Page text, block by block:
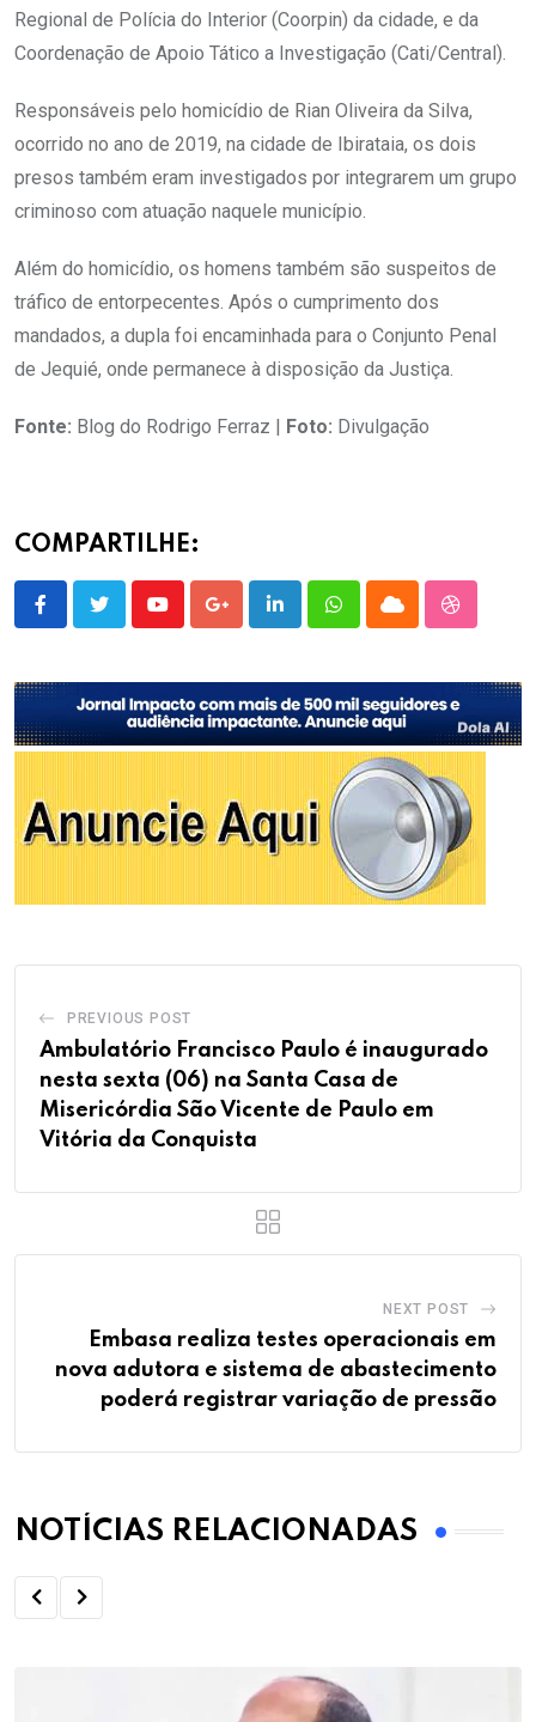
Regional de Polícia do Interior (Coorpin) da cidade, e da
Coordenação de Apoio Tático a Investigação (Cati/Central).
Responsáveis pelo homicídio de Rian Oliveira da Silva,
ocorrido no ano de 2019, na cidade de Ibirataia, os dois
presos também eram investigados por integrarem um grupo
criminoso com atuação naquele município.
Além do homicídio, os homens também são suspeitos de
tráfico de entorpecentes. Após o cumprimento dos
mandados, a dupla foi encaminhada para o Conjunto Penal
de Jequié, onde permanece à disposição da Justiça.
Fonte: Blog do Rodrigo Ferraz | Foto: Divulgação
COMPARTILHE:
YoutubeGoogle+LinkedInWhatsappCloud
PREVIOUS POST
Ambulatório Francisco Paulo é inaugurado
nesta sexta (06) na Santa Casa de
Misericórdia São Vicente de Paulo em
Vitória da Conquista
NEXT POST
Embasa realiza testes operacionais em
nova adutora e sistema de abastecimento
poderá registrar variação de pressão
NOTÍCIAS RELACIONADAS